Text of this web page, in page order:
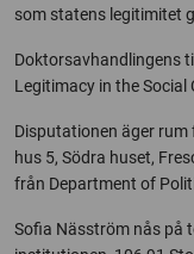
som statens legitimitet
Doktorsavhandlingens
Legitimacy in the Social
Disputationen äger rum
hus 5, Södra huset,
från Department of
Sofia Näsström nås på